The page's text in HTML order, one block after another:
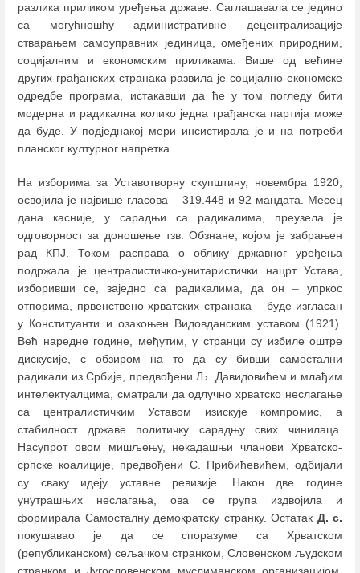
разлика приликом уређења државе. Саглашавала се једино
са могућношћу административне децентрализације
стварањем самоуправних јединица, омеђених природним,
социјалним и економским приликама. Више од већине
других грађанских странака развила је социјално-економске
одредбе програма, истакавши да ће у том погледу бити
модерна и радикална колико једна грађанска партија може
да буде. У подједнакој мери инсистирала је и на потреби
планског културног напретка.
На изборима за Уставотворну скупштину, новембра 1920,
освојила је највише гласова – 319.448 и 92 мандата. Месец
дана касније, у сарадњи са радикалима, преузела је
одговорност за доношење тзв. Обзнане, којом је забрањен
рад КПЈ. Током расправа о облику државног уређења
подржала је централистичко-унитаристички нацрт Устава,
изборивши се, заједно са радикалима, да он –упркос
отпорима, првенствено хрватских странака – буде изгласан
у Конституанти и озакоњен Видовданским уставом (1921).
Већ наредне године, међутим, у странци су избиле оштре
дискусије, с обзиром на то да су бивши самостални
радикали из Србије, предвођени Љ. Давидовићем и млађим
интелектуалцима, сматрали да одлучно хрватско неслагање
са централистичким Уставом изискује компромис, а
стабилност државе политичку сарадњу свих чинилаца.
Насупрот овом мишљењу, некадашњи чланови Хрватско-
српске коалиције, предвођени С. Прибићевићем, одбијали
су сваку идеју уставне ревизије. Након две године
унутрашњих неслагања, ова се група издвојила и
формирала Самосталну демократску странку. Остатак Д. с.
покушавао је да се споразуме са Хрватском
(републиканском) сељачком странком, Словенском људском
странком и Југословенском муслиманском организацијом,